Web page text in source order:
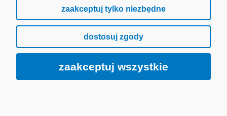
Sklep internetowy Shoper.pl
zaakceptuj tylko niezbędne
dostosuj zgody
zaakceptuj wszystkie